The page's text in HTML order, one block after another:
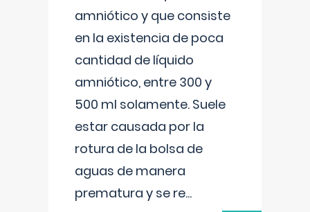
amniótico y que consiste
en la existencia de poca
cantidad de líquido
amniótico, entre 300 y
500 ml solamente. Suele
estar causada por la
rotura de la bolsa de
aguas de manera
prematura y se re...